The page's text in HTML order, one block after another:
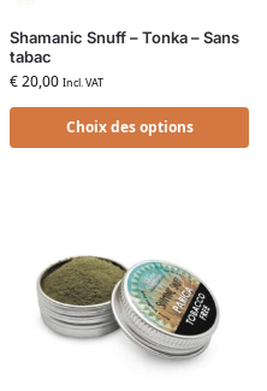
Shamanic Snuff – Tonka – Sans
tabac
€20,00 Incl. VAT
Choix des options